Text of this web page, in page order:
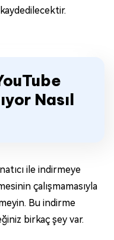
Nasıl
ile indirmeye
çalışmamasıyla
Bu indirme
birkaç şey var.